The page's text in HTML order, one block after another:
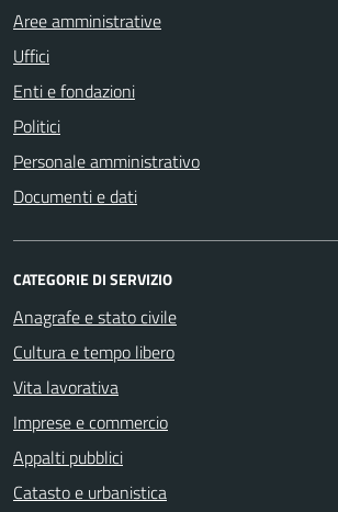
Aree amministrative
Uffici
Enti e fondazioni
Politici
Personale amministrativo
Documenti e dati
CATEGORIE DI SERVIZIO
Anagrafe e stato civile
Cultura e tempo libero
Vita lavorativa
Imprese e commercio
Appalti pubblici
Catasto e urbanistica